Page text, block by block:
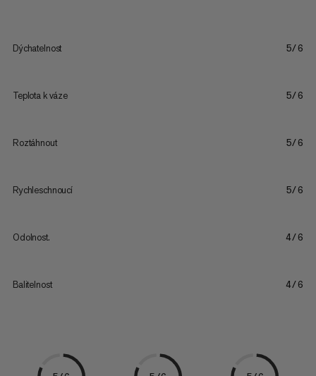
Dýchatelnost 5/6
Teplota k váze 5/6
Roztáhnout 5/6
Rychleschnoucí 5/6
Odolnost. 4/6
Balitelnost 4/6